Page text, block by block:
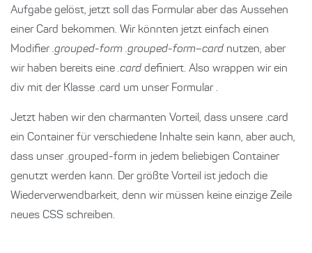
Aufgabe gelöst, jetzt soll das Formular aber das Aussehen
einer Card bekommen. Wir könnten jetzt einfach einen
Modifier.grouped-form .grouped-form–card nutzen, aber
wir haben bereits eine .card definiert. Also wrappen wir ein
div mit der Klasse .card um unser Formular .
Jetzt haben wir den charmanten Vorteil, dass unsere .card
ein Container für verschiedene Inhalte sein kann, aber auch,
dass unser .grouped-form in jedem beliebigen Container
genutzt werden kann. Der größte Vorteil ist jedoch die
Wiederverwendbarkeit, denn wir müssen keine einzige Zeile
neues CSS schreiben.